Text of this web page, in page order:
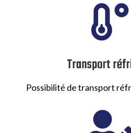

Transport
Possibilité de transport